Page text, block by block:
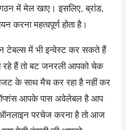
में मेल खाए। इसलिए, ब्रांड,
करना महत्वपूर्ण होता है।
टेबल्स में भी इन्वेस्ट कर सकते हैं
रहे हैं तो बट जनरली आपको चेक
के साथ मैच कर रहा है नहीं कर
ऑप्शंस आपके पास अवेलेबल है आप
परचेज करना है तो आज